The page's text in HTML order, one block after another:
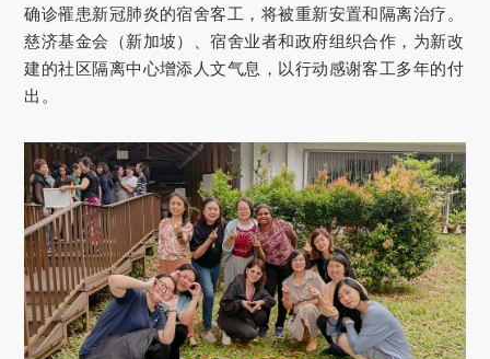
确诊罹患新冠肺炎的宿舍客工，将被重新安置和隔离治疗。
慈济基金会（新加坡）、宿舍业者和政府组织合作，为新改
建的社区隔离中心增添人文气息，以行动感谢客工多年的付
出。